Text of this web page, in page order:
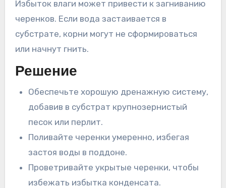
Избыток влаги может привести к загниванию
черенков. Если вода застаивается в
субстрате, корни могут не сформироваться
или начнут гнить.
Решение
Обеспечьте хорошую дренажную систему,
добавив в субстрат крупнозернистый
песок или перлит.
Поливайте черенки умеренно, избегая
застоя воды в поддоне.
Проветривайте укрытые черенки, чтобы
избежать избытка конденсата.